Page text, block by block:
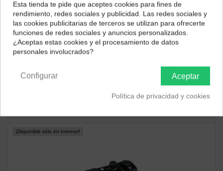
Pixel TF-362RX Receptor Flash para Nikon
¡Disponible sólo en Internet!
¿Dónde deseas recibir tu pedido?
Selecciona tu ubicación para mostrarte los precios e
impuestos correctos para tu región.
Esta tienda te pide que aceptes cookies para fines de
rendimiento, redes sociales y publicidad. Las redes sociales y
las cookies publicitarias de terceros se utilizan para ofrecerte
funciones de redes sociales y anuncios personalizados.
¿Aceptas estas cookies y el procesamiento de datos
personales involucrados?
Aceptar
Configurar
Política de privacidad y cookies